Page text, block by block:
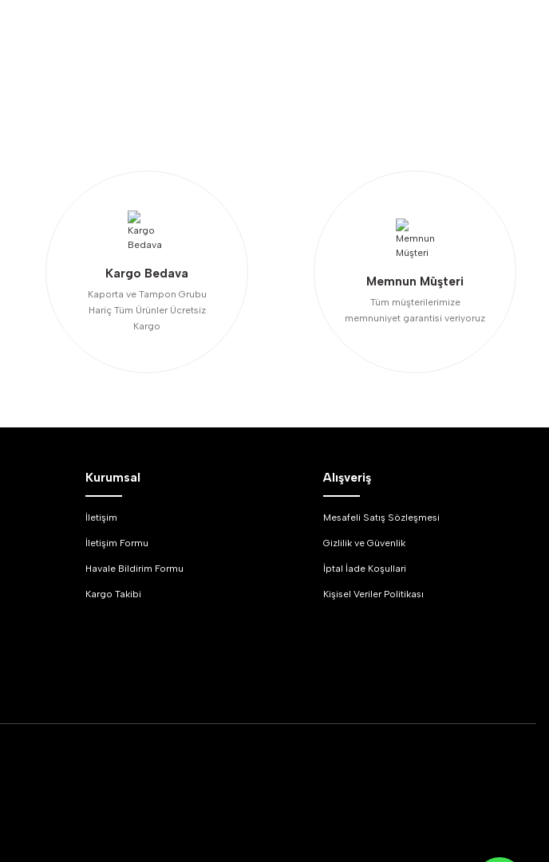
Kargo Bedava
Kaporta ve Tampon Grubu
Hariç Tüm Ürünler Ücretsiz
Kargo
Memnun Müşteri
Tüm müşterilerimize
memnuniyet garantisi veriyoruz
Kurumsal
İletişim
İletişim Formu
Havale Bildirim Formu
Kargo Takibi
Alışveriş
Mesafeli Satış Sözleşmesi
Gizlilik ve Güvenlik
İptal İade Koşullari
Kişisel Veriler Politikası